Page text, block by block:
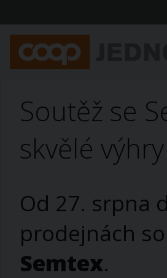
Soutěž se
skvělé výhry
Od 27. srpna
prodejnách
Semtex.